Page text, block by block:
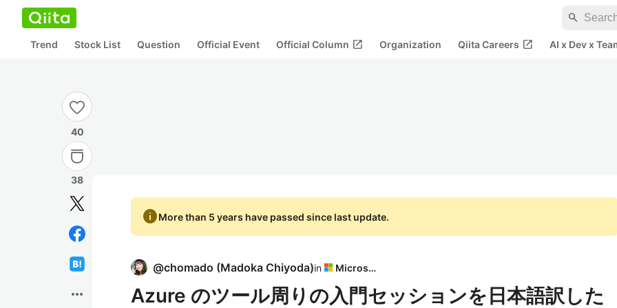
search
Trend Stock List Question Official Event Official Column open_in_new Organization Qiita Careers open_in_new AI x Dev x
40
38
more_horiz
infoMore than 5 years have passed since last update.
@chomado (Madoka Chiyoda)in Microsoft
Azure のツール周りの入門セッションを日本語訳した